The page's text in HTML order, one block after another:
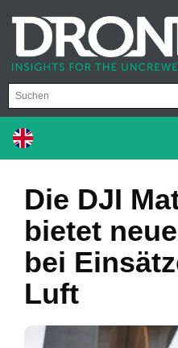
Die DJI
bietet
bei
Luft